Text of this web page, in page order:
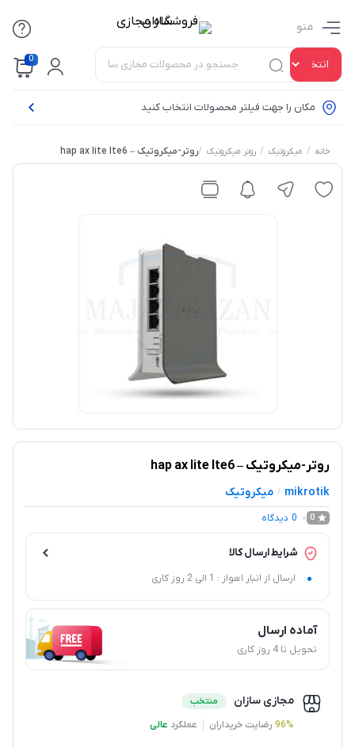
منو
0
مکان را جهت فیلتر محصولات انتخاب کنید
خانه / میکروتیک / روتر میکروتیک /روتر-میکروتیک – hap ax lite lte6
روتر-میکروتیک – hap ax lite lte6
mikrotik
/ میکروتیک
0
0 دیدگاه
شرایط ارسال کالا
ارسال از انبار اهواز : 1 الی 2 روز کاری
آماده ارسال
تحویل تا 4 روز کاری
مجازی سازان
منتخب
96% رضایت خریداران عملکرد عالی